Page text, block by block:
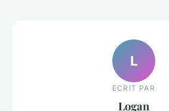
L
ECRIT PAR
Logan